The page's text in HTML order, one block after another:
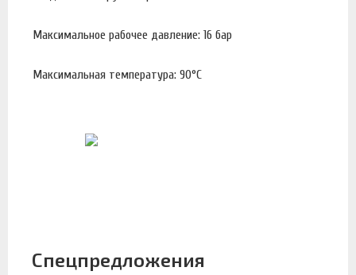
Максимальное рабочее давление: 16 бар
Максимальная температура: 90°С
Спецпредложения